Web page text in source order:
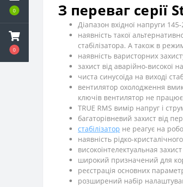
0
0
З переваг
Діапазон вхідної напруги
наявність такої
стабілізатора. А також в
наявність варисторних
захист від аварійно-високої
чиста синусоїда на виході
вентилятор охолодження
ключів вентилятор не
TRUE RMS вимір напруг і
багаторівневий захист від
стабілізатор не реагує на
наявність рідко-
високоінтелектуальная
широкий призначений для
реєстрація основних
розширений набір